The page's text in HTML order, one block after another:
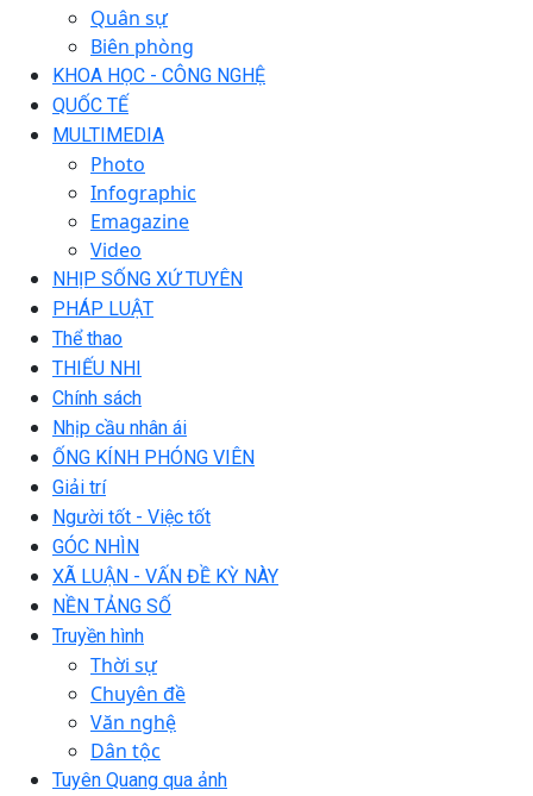
Quân sự
Biên phòng
KHOA HỌC - CÔNG NGHỆ
QUỐC TẾ
MULTIMEDIA
Photo
Infographic
Emagazine
Video
NHỊP SỐNG XỨ TUYÊN
PHÁP LUẬT
Thể thao
THIẾU NHI
Chính sách
Nhịp cầu nhân ái
ỐNG KÍNH PHÓNG VIÊN
Giải trí
Người tốt - Việc tốt
GÓC NHÌN
XÃ LUẬN - VẤN ĐỀ KỲ NÀY
NỀN TẢNG SỐ
Truyền hình
Thời sự
Chuyên đề
Văn nghệ
Dân tộc
Tuyên Quang qua ảnh